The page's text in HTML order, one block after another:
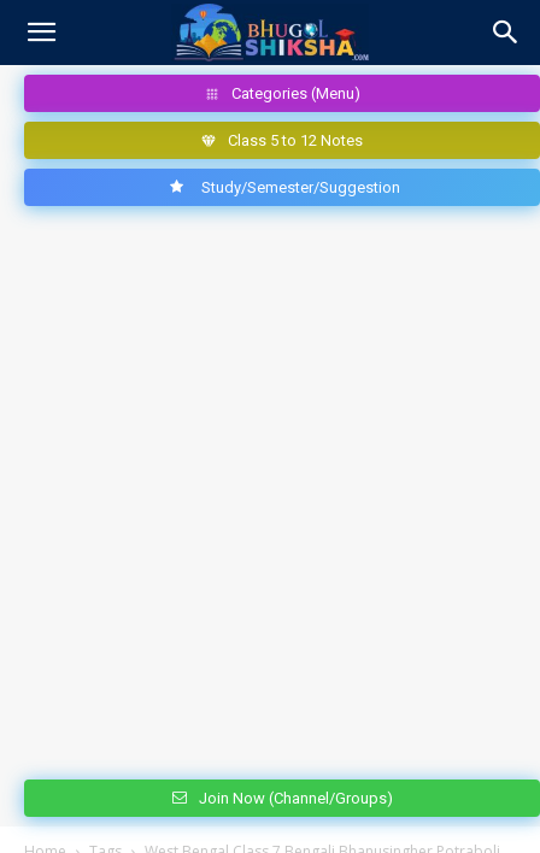
Categories (Menu)
Class 5 to 12 Notes
Study/Semester/Suggestion
Join Now (Channel/Groups)